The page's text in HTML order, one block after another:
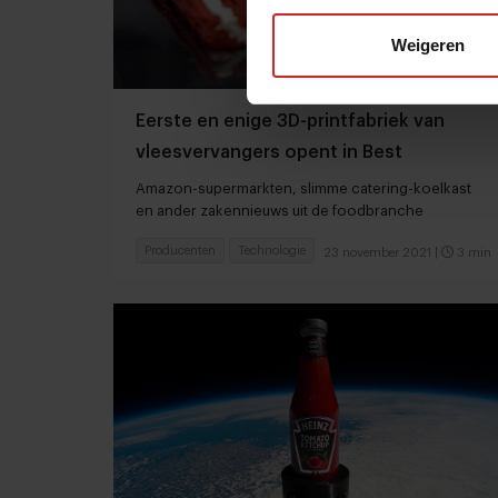
Weigeren
Eerste en enige 3D-printfabriek van
vleesvervangers opent in Best
Amazon-supermarkten, slimme catering-koelkast
en ander zakennieuws uit de foodbranche
23 november 2021 3 min
Producenten Technologie